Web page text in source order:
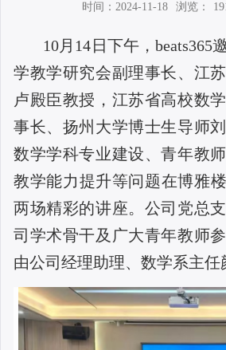
时间：2024-11-18 浏览：
10月 14 日下午，beats365
学教学研究会副理事长、江
卢殿臣教授，江苏省高校数
事长、扬州大学博士生导师
数学学科专业建设、青年教
教学能力提升等问题在博雅楼
两场精彩的讲座。公司党总
司学术骨干及广大青年教师
由公司经理助理、数学系主任